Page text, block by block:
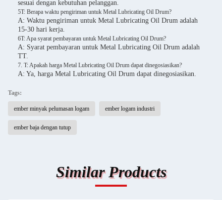
sesuai dengan kebutuhan pelanggan.
5T: Berapa waktu pengiriman untuk Metal Lubricating Oil Drum?
A: Waktu pengiriman untuk Metal Lubricating Oil Drum adalah
15-30 hari kerja.
6T: Apa syarat pembayaran untuk Metal Lubricating Oil Drum?
A: Syarat pembayaran untuk Metal Lubricating Oil Drum adalah
TT.
7. T: Apakah harga Metal Lubricating Oil Drum dapat dinegosiasikan?
A: Ya, harga Metal Lubricating Oil Drum dapat dinegosiasikan.
Tags:
ember minyak pelumasan logam ember logam industri
ember baja dengan tutup
Similar Products